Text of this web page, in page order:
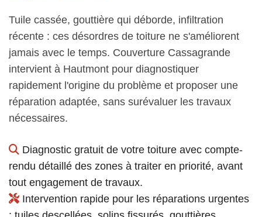
Tuile cassée, gouttière qui déborde, infiltration
récente : ces désordres de toiture ne s'améliorent
jamais avec le temps. Couverture Cassagrande
intervient à Hautmont pour diagnostiquer
rapidement l'origine du problème et proposer une
réparation adaptée, sans surévaluer les travaux
nécessaires.
Diagnostic gratuit de votre toiture avec compte-
rendu détaillé des zones à traiter en priorité, avant
tout engagement de travaux.
Intervention rapide pour les réparations urgentes